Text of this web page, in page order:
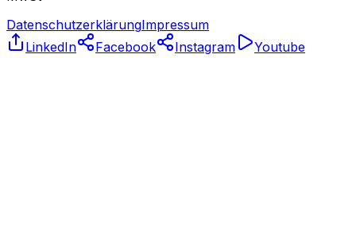
DatenschutzerklärungImpressum
LinkedIn
Facebook Instagram Youtube